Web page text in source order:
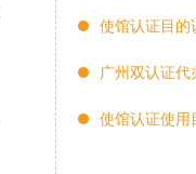
使馆认证目的
广州双认证代
使馆认证使用